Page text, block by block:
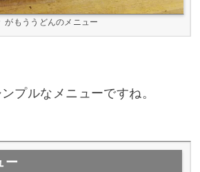
がもううどんのメニュー
プルなメニューですね。
ー